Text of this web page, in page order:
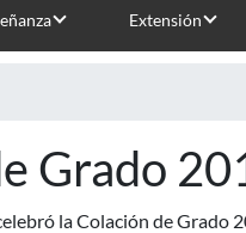
Extensión
Grado
la Colación de Grado